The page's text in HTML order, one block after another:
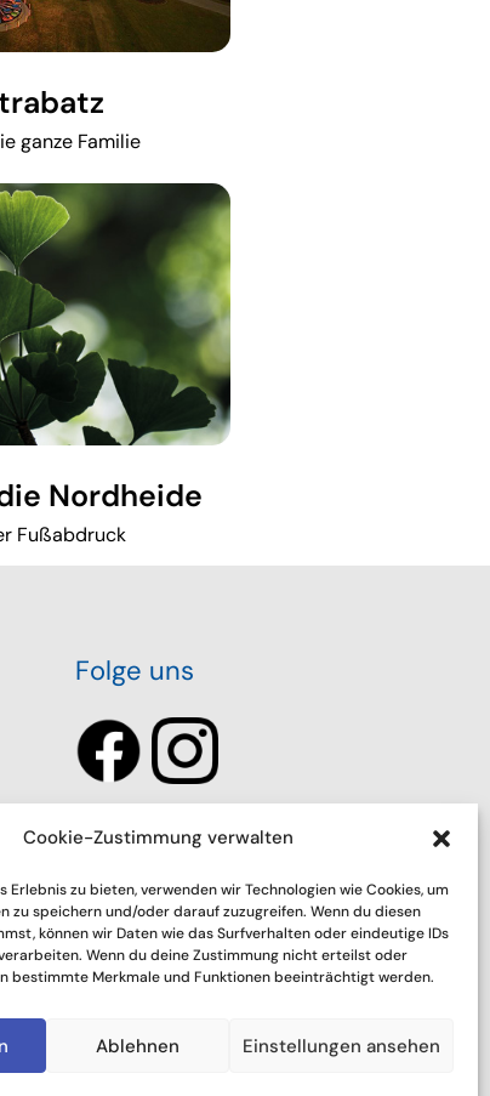
Cookie-Zustimmung verwalten
Erlebnis zu bieten, verwenden wir Technologien wie Cookies, um
zu speichern und/oder darauf zuzugreifen. Wenn du diesen
können wir Daten wie das Surfverhalten oder eindeutige IDs
Wenn du deine Zustimmung nicht erteilst oder
bestimmte Merkmale und Funktionen beeinträchtigt werden.
Ablehnen Einstellungen ansehen
ganze Familie
Nordheide
Fußabdruck
Folge uns